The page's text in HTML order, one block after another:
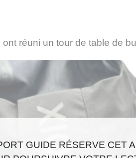
e
e
t
s
a
r
GUIDE RÉSERVE CET
réuni un tour de table de